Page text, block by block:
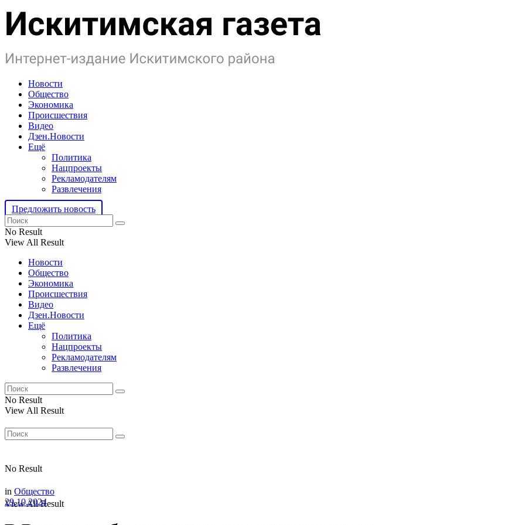
Новости
Общество
Экономика
Происшествия
Видео
Дзен.Новости
Ещё
Политика
Нацпроекты
Рекламодателям
Развлечения
Предложить новость
No Result
View All Result
Новости
Общество
Экономика
Происшествия
Видео
Дзен.Новости
Ещё
Политика
Нацпроекты
Рекламодателям
Развлечения
No Result
View All Result
No Result
View All Result
in Общество
29.10.2024